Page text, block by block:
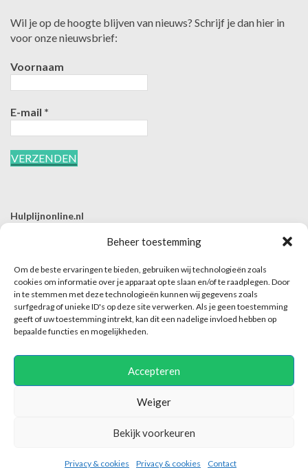
Beheer toestemming
Om de beste ervaringen te bieden, gebruiken wij technologieën zoals
cookies om informatie over je apparaat op te slaan en/of te raadplegen. Door
in te stemmen met deze technologieën kunnen wij gegevens zoals
surfgedrag of unieke ID's op deze site verwerken. Als je geen toestemming
geeft of uw toestemming intrekt, kan dit een nadelige invloed hebben op
bepaalde functies en mogelijkheden.
Accepteren
Weiger
Bekijk voorkeuren
Privacy & cookies Privacy & cookies Contact
Wil je op de hoogte blijven van nieuws? Schrijf je dan hier in
voor onze nieuwsbrief:
Voornaam
E-mail *
Hulplijnonline.nl
E | info@hulplijnonline.nl
Contactformulier
Over Hulplijnonline.nl
Het team van Hulplijnonline.nl
Hulplijnonline maakt enkel dit platform mogelijk en is niet verantwoordelijk of
aansprakelijk voor de inhoud van het contact tussen hulpaanbieder en hulpvrager.